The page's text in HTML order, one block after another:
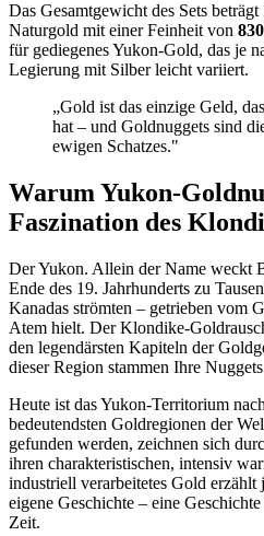
Das Gesamtgewicht des Sets beträgt
Naturgold mit einer Feinheit von
für gediegenes Yukon-Gold, das je
Legierung mit Silber leicht variiert.
„Gold ist das einzige Geld,
hat – und Goldnuggets sind
ewigen Schatzes."
Warum Yukon-
Faszination des
Der Yukon. Allein der Name weckt
Ende des 19. Jahrhunderts zu
Kanadas strömten – getrieben vom
Atem hielt. Der Klondike-
den legendärsten Kapiteln der
dieser Region stammen Ihre
Heute ist das Yukon-Territorium
bedeutendsten Goldregionen der
gefunden werden, zeichnen sich
ihren charakteristischen, intensiv
industriell verarbeitetes Gold erzählt
eigene Geschichte – eine
Zeit.